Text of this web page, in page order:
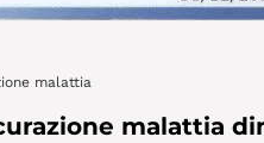
malattia
malattia